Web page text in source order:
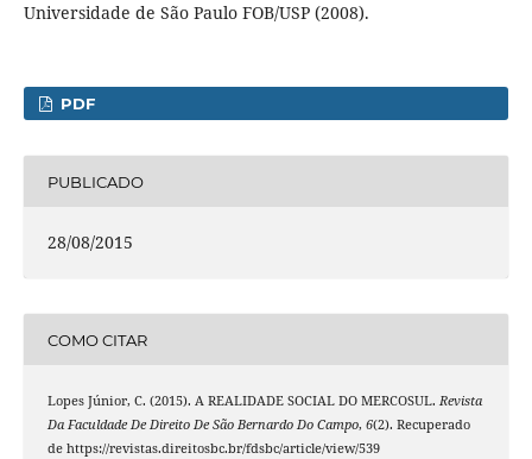
Universidade de São Paulo FOB/USP (2008).
PDF
PUBLICADO
28/08/2015
COMO CITAR
Lopes Júnior, C. (2015). A REALIDADE SOCIAL DO MERCOSUL. Revista
Da Faculdade De Direito De São Bernardo Do Campo, 6(2). Recuperado
de https://revistas.direitosbc.br/fdsbc/article/view/539